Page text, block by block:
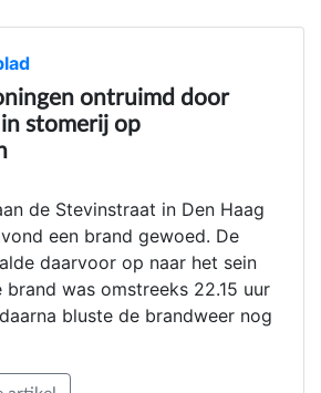
ontruimd door
in stomerij op
de Stevinstraat in Den Haag
een brand gewoed. De
daarvoor op naar het sein
brand was omstreeks 22.15 uur
bluste de brandweer nog